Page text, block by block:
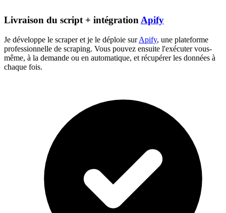
Livraison du script + intégration Apify
Je développe le scraper et je le déploie surApify, une plateforme
professionnelle de scraping. Vous pouvez ensuite l'exécuter vous-
même, à la demande ou en automatique, et récupérer les données à
chaque fois.